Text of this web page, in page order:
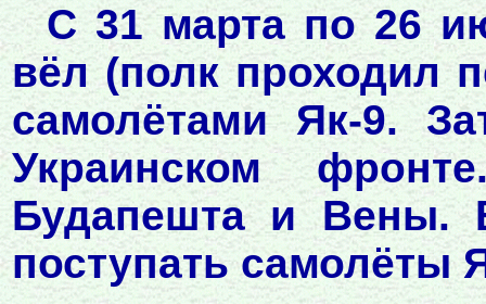
С 31 марта по 26
вёл (полк проходил
самолётами Як-9.
Украинском
Будапешта и Вены.
поступать самолёты